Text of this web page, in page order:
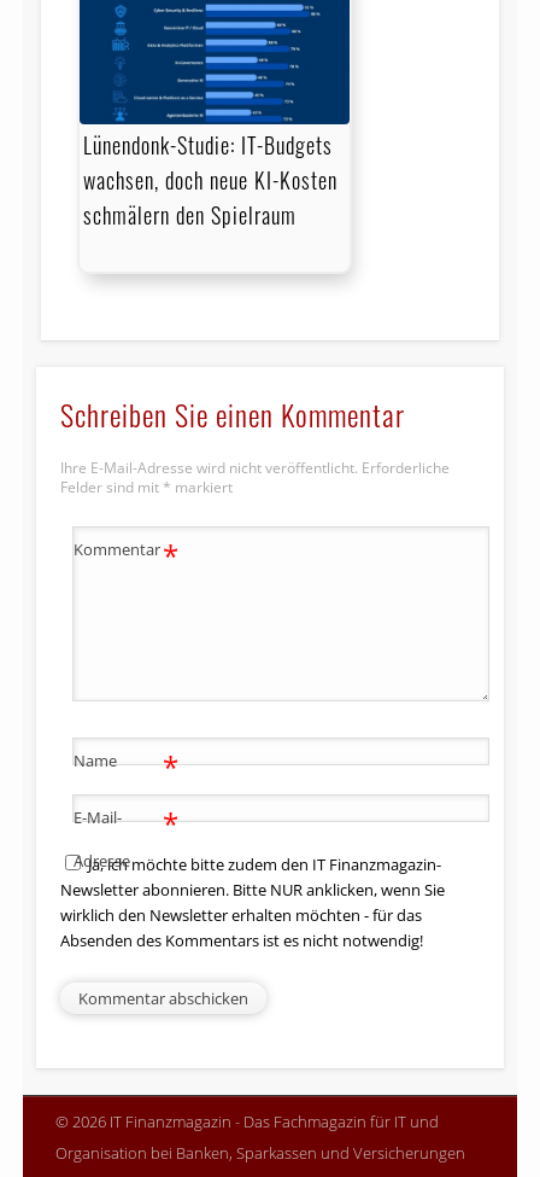
Lünendonk-Studie: IT-Budgets
wachsen, doch neue KI-Kosten
schmälern den Spielraum
Schreiben Sie einen Kommentar
Ihre E-Mail-Adresse wird nicht veröffentlicht. Erforderliche
Felder sind mit * markiert
Kommentar*
Name *
E-Mail-
Adresse
*
Ja, ich möchte bitte zudem den IT Finanzmagazin-
Newsletter abonnieren. Bitte NUR anklicken, wenn Sie
wirklich den Newsletter erhalten möchten - für das
Absenden des Kommentars ist es nicht notwendig!
© 2026 IT Finanzmagazin - Das Fachmagazin für IT und
Organisation bei Banken, Sparkassen und Versicherungen